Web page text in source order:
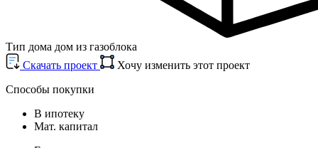
Тип дома дом из газоблока
Cкачать проект
Хочу изменить этот проект
Способы покупки
В ипотеку
Мат. капитал